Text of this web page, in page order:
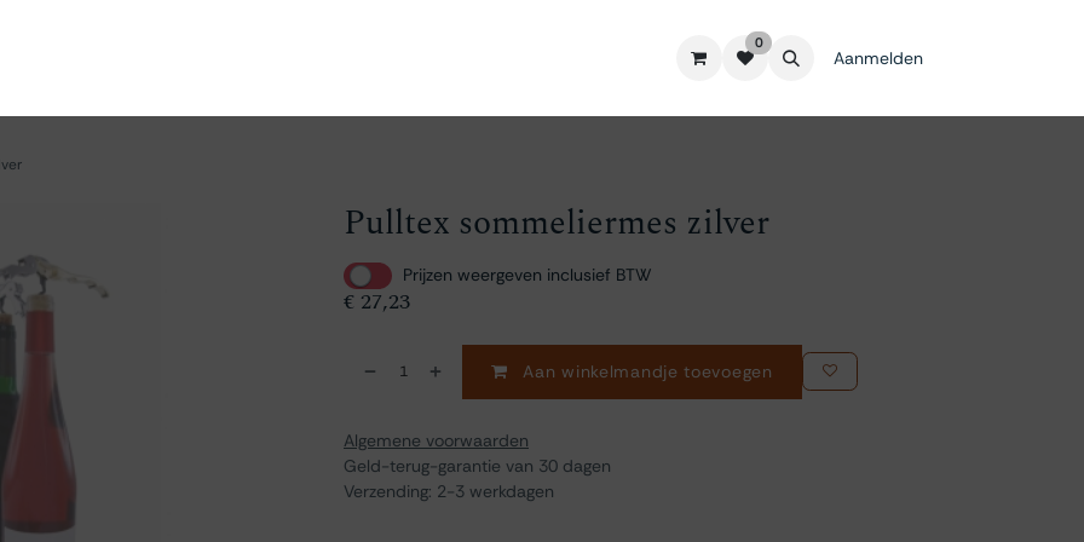
0
Aanmelden
Pulltex sommeliermes zilver
Prijzen weergeven inclusief BTW
€ 27,23
Aan winkelmandje toevoegen
Algemene voorwaarden
Geld-terug-garantie van 30 dagen
Verzending: 2-3 werkdagen